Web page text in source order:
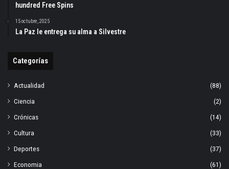
hundred Free Spins
15 octubre, 2025
La Paz le entrega su alma a Silvestre
Categorías
Actualidad
(88)
Ciencia
(2)
Crónicas
(14)
Cultura
(33)
Deportes
(37)
Economia
(61)